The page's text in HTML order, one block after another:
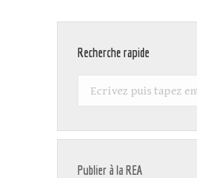
Recherche rapide
Recherche
Publier à la REA